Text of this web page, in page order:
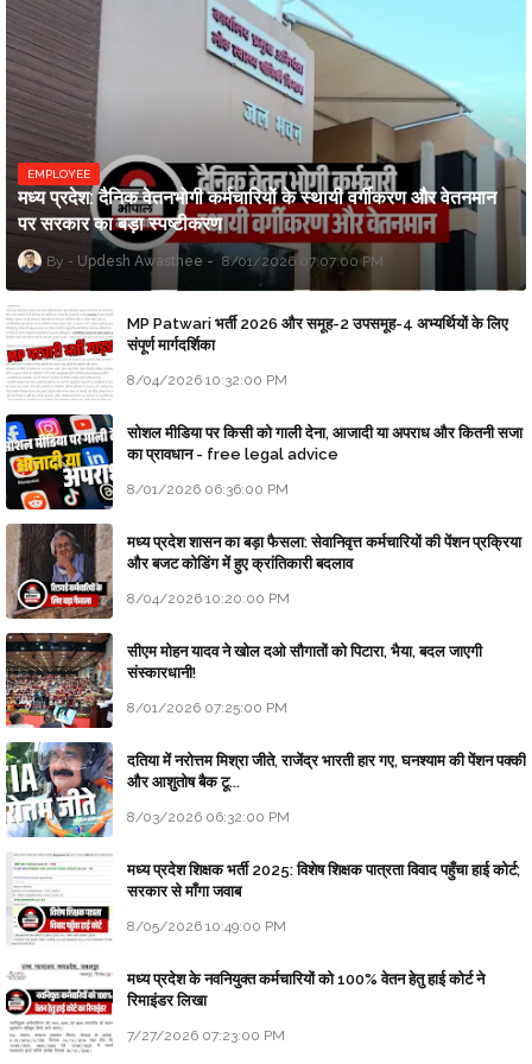
EMPLOYEE
मध्य प्रदेश: दैनिक वेतनभोगी कर्मचारियों के स्थायी वर्गीकरण और वेतनमान
पर सरकार का बड़ा स्पष्टीकरण
Updesh Awasthee 8/01/2026 07:07:00 PM
MP Patwari भर्ती 2026 और समूह-2 उपसमूह-4 अभ्यर्थियों के लिए
संपूर्ण मार्गदर्शिका
8/04/2026 10:32:00 PM
सोशल मीडिया पर किसी को गाली देना, आजादी या अपराध और कितनी सजा
का प्रावधान - free legal advice
8/01/2026 06:36:00 PM
मध्य प्रदेश शासन का बड़ा फैसला: सेवानिवृत्त कर्मचारियों की पेंशन प्रक्रिया
और बजट कोडिंग में हुए क्रांतिकारी बदलाव
8/04/2026 10:20:00 PM
सीएम मोहन यादव ने खोल दओ सौगातों को पिटारा, भैया, बदल जाएगी
संस्कारधानी!
8/01/2026 07:25:00 PM
दतिया में नरोत्तम मिश्रा जीते, राजेंद्र भारती हार गए, घनश्याम की पेंशन पक्की
और आशुतोष बैक टू...
8/03/2026 06:32:00 PM
मध्य प्रदेश शिक्षक भर्ती 2025: विशेष शिक्षक पात्रता विवाद पहुँचा हाई कोर्ट;
सरकार से माँगा जवाब
8/05/2026 10:49:00 PM
मध्य प्रदेश के नवनियुक्त कर्मचारियों को 100% वेतन हेतु हाई कोर्ट ने
रिमाइंडर लिखा
7/27/2026 07:23:00 PM